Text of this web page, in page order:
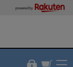
powered by